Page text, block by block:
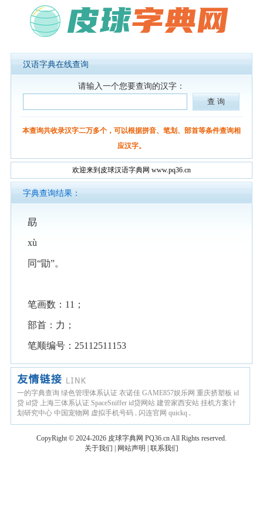
汉语字典在线查询
请输入一个您要查询的汉字：
本查询共收录汉字二万多个，可以根据拼音、笔划、部首等条件查询相
应汉字。
欢迎来到皮球汉语字典网 www.pq36.cn
字典查询结果：
勗
xù
同“勖”。
笔画数：11；
部首：力；
笔顺编号：25112511153
一的字典查询 绿色管理体系认证 衣诺佳 GAME857娱乐网 重庆挤塑板 id
贷 id贷 上海三体系认证 SpaceSniffer id贷网站 建管家西安站 挂机方案计
划研究中心 中国宠物网 虚拟手机号码 . 闪连官网 quickq .
CopyRight © 2024-2026 皮球字典网 PQ36.cnAll Rights reserved.
关于我们
网站声明 联系我们